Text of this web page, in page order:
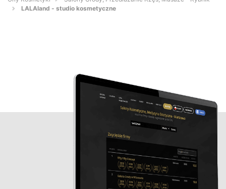
LALAland - studio kosmetyczne